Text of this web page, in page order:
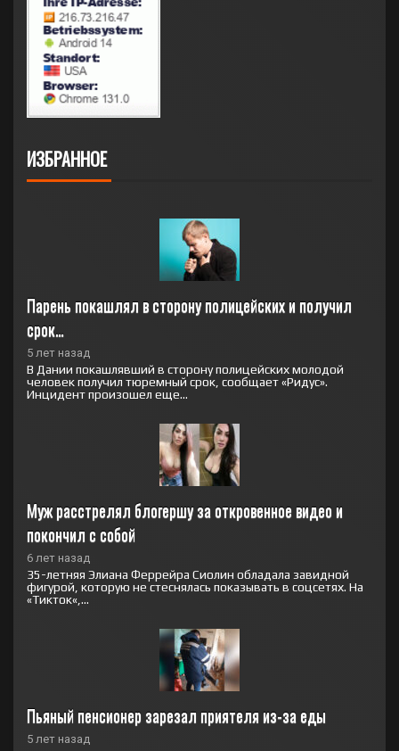
ИЗБРАННОЕ
Парень покашлял в сторону полицейских и получил
срок…
5 лет назад
В Дании покашлявший в сторону полицейских молодой
человек получил тюремный срок, сообщает «Ридус».
Инцидент произошел еще...
Муж расстрелял блогершу за откровенное видео и
покончил с собой
6 лет назад
35-летняя Элиана Феррейра Сиолин обладала завидной
фигурой, которую не стеснялась показывать в соцсетях. На
«Тикток«,...
Пьяный пенсионер зарезал приятеля из-за еды
5 лет назад